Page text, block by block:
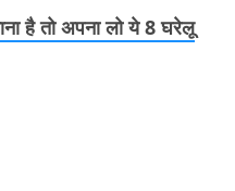
है तो अपना लो ये 8 घरेलू